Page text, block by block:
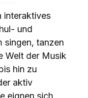
interaktives
und
singen, tanzen
Welt der Musik
hin zu
aktiv
eignen sich